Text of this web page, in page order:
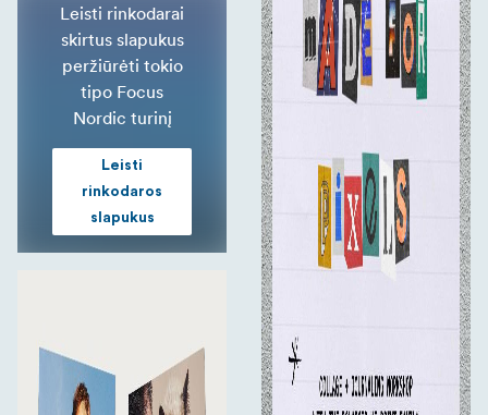
Leisti rinkodarai
skirtus slapukus
peržiūrėti tokio
tipo Focus
Nordic turinį
Leisti
rinkodaros
slapukus